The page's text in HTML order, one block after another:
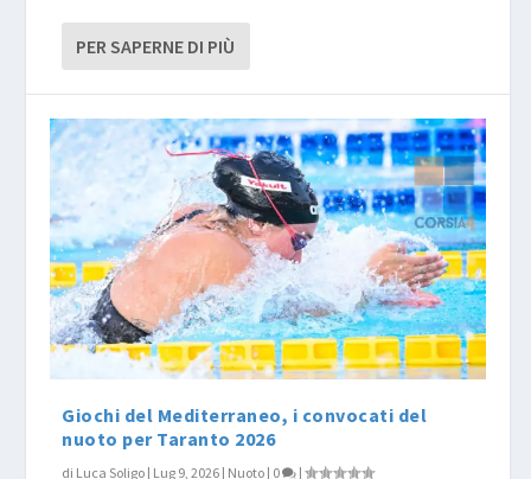
PER SAPERNE DI PIÙ
Giochi del Mediterraneo, i convocati del
nuoto per Taranto 2026
di Luca Soligo | Lug 9, 2026 | Nuoto | 0 |